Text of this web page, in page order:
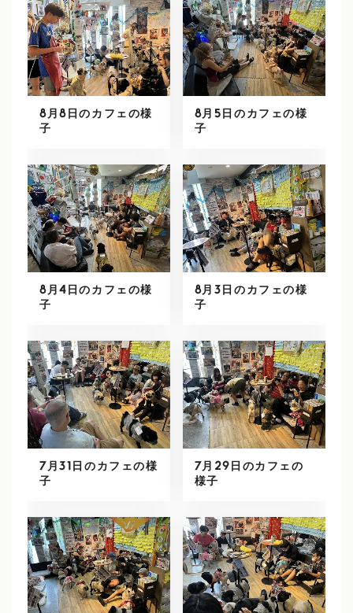
8月8日のカフェの様
子
8月5日のカフェの様
子
8月4日のカフェの様
子
8月3日のカフェの様
子
7月31日のカフェの様
子
7月29日のカフェの
様子